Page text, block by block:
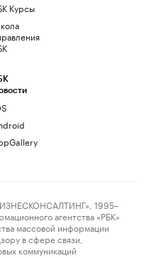
Курсы
1995–
агентства «РБК»
массовой информации
в сфере связи,
коммуникаций